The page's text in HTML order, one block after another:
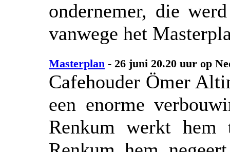
ondernemer, die
vanwege het
Masterplan - 26 juni 20.20 uur op
Cafehouder Ömer
een enorme
Renkum werkt